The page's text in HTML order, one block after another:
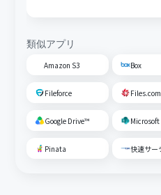
類似アプリ
Amazon S3 Box
Fileforce Files.com
Google Drive™
Pinata